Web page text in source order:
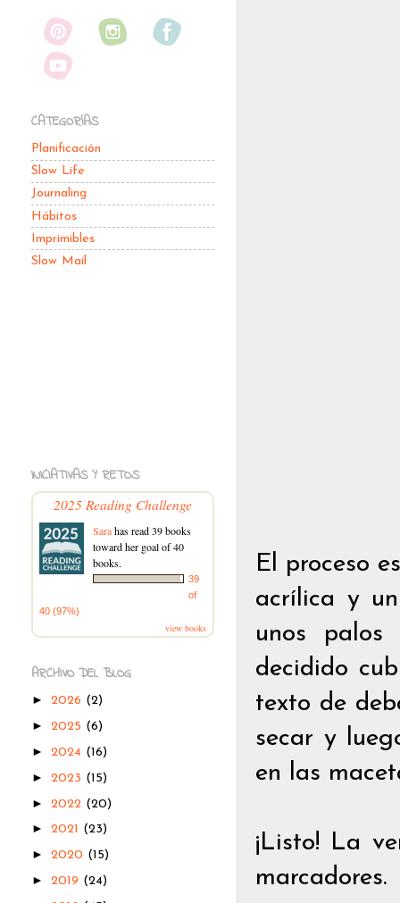
El proceso
acrílica y
unos
decidido
texto de
secar y
en las
¡Listo! La
CATEGORÍAS
Planificación
Slow Life
Journaling
Hábitos
Imprimibles
Slow Mail
INICIATIVAS Y RETOS
2025 Reading Challenge
Sarahas read 39 books
toward her goal of 40
books.
39
of
40 (97%)
view books
ARCHIVO DEL BLOG
► 2026 (2)
► 2025 (6)
► 2024 (16)
► 2023 (15)
► 2022 (20)
► 2021 (23)
► 2020 (15)
► 2019 (24)